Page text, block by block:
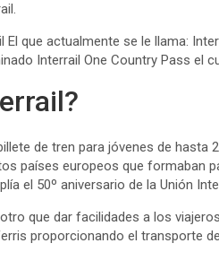
que actualmente se le llama:
Interrail One Country Pass el
de tren para jóvenes de hasta
países europeos que formaban
el 50º aniversario de la Unión
que dar facilidades a los
proporcionando el transporte